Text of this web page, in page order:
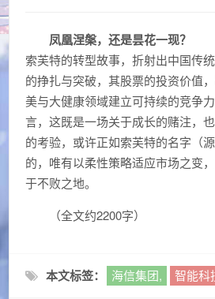
凤凰涅槃，还是昙花一现？
索芙特的转型故事，折射出中国传
的挣扎与突破，其股票的投资价值
美与大健康领域建立可持续的竞争
言，这既是一场关于成长的赌注，
的考验，或许正如索芙特的名字（
的，唯有以柔性策略适应市场之变
于不败之地。
（全文约2200字）
本文标签： 海信集团, 智能科